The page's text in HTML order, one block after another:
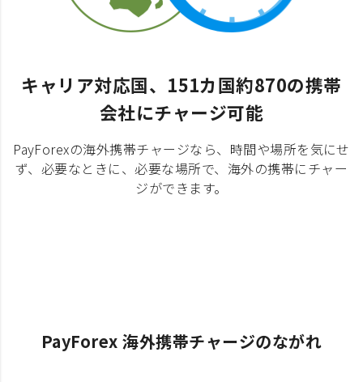
キャリア対応国、151カ国約870の携帯
会社にチャージ可能
PayForexの海外携帯チャージなら、時間や場所を気にせ
ず、必要なときに、必要な場所で、海外の携帯にチャー
ジができます。
PayForex 海外携帯チャージのながれ